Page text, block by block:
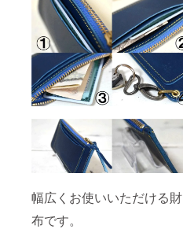
幅広くお使いいただける財
布です。